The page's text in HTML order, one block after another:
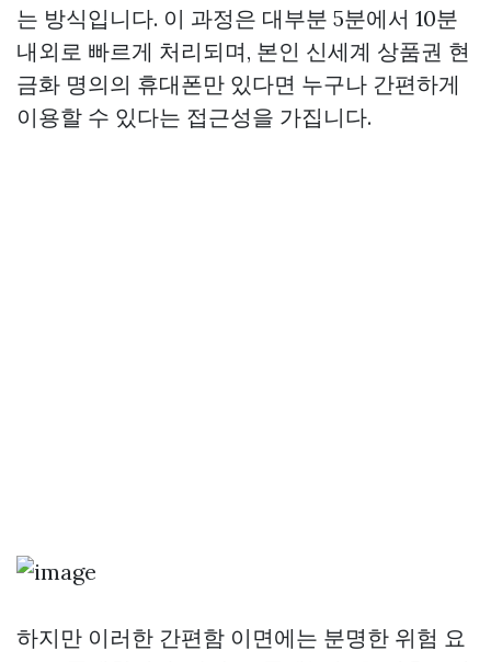
는 방식입니다. 이 과정은 대부분 5분에서 10분
내외로 빠르게 처리되며, 본인 신세계 상품권 현
금화 명의의 휴대폰만 있다면 누구나 간편하게
이용할 수 있다는 접근성을 가집니다.
하지만 이러한 간편함 이면에는 분명한 위험 요